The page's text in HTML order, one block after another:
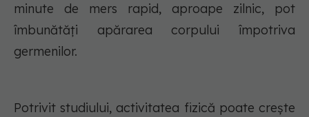
minute de mers rapid, aproape zilnic, pot
îmbunătăți apărarea corpului împotriva
germenilor.
Potrivit studiului, activitatea fizică poate crește